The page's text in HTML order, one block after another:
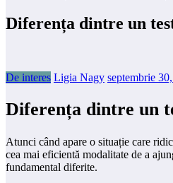
Diferența dintre un
De interes Ligia Nagy septembrie
Diferența dintre un
Atunci când apare o situație care
cea mai eficientă modalitate de a
fundamental diferite.